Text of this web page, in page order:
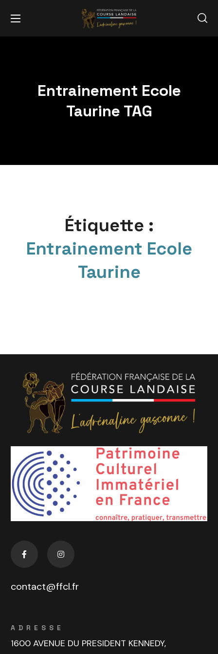
Entrainement Ecole
Taurine TAG
Étiquette :
Entrainement Ecole
Taurine
contact@ffcl.fr
ADRESSE
1600 AVENUE DU PRESIDENT KENNEDY,